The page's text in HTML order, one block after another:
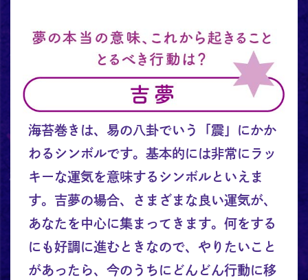
海苔巻きは、易の八卦でいう「震」にかか
わるシンボルです。基本的には非常にラッ
キーな運気を意味するシンボルといえま
す。吉夢の場合、さまざまな良い運気が、
あなたを中心に集まってきます。何をする
にも好調に進むときなので、やりたいこと
があったら、今のうちにどんどん行動に移